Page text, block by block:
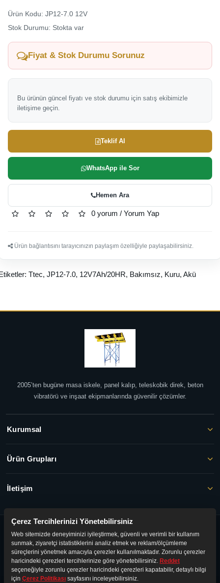
Ürün Kodu: JP12-7.0 12V
Stok Durumu: Stokta var
Fiyat & Stok Durumu Sorunuz
Bu ürünün güncel fiyatı ve stok durumu için satış ekibimizle
iletişime geçin.
Teklif Al
WhatsApp ile Sor
Hemen Ara
0 yorum / Yorum Yap
Ürün bağlantısını tarayıcınızın paylaşım özelliğiyle paylaşabilirsiniz.
Ttec, JP12-7.0, 12V7Ah/20HR, Bakımsız, Kuru, Akü
2005’ten bugüne masa iskele, panel kalıp, teleskobik direk, beton
vibratörü ve inşaat ekipmanlarında güvenilir çözümler.
Kurumsal
Ürün Grupları
İletişim
Gizlilik Politikası·KVKK· Kullanım Şartları
Çerez Tercihlerinizi Yönetebilirsiniz
Web sitemizde deneyiminizi iyileştirmek, güvenli ve verimli bir kullanım
sunmak, ziyaretçi istatistiklerini analiz etmek ve reklam/ölçümleme
süreçlerini yönetmek amacıyla çerezler kullanılmaktadır. Zorunlu çerezler
haricindeki çerezleri tercihlerinize göre yönetebilirsiniz. Reddet
seçeneğiyle zorunlu çerezler haricindeki çerezleri kapatabilir, detaylı bilgi
için Çerez Politikası sayfasını inceleyebilirsiniz.